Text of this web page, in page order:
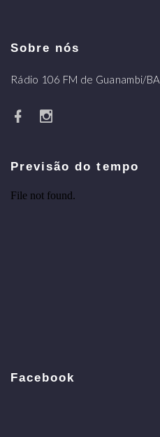
Sobre nós
Rádio 106 FM de Guanambi/BA
Previsão do tempo
Facebook